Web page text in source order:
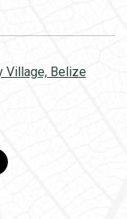
Village, Belize